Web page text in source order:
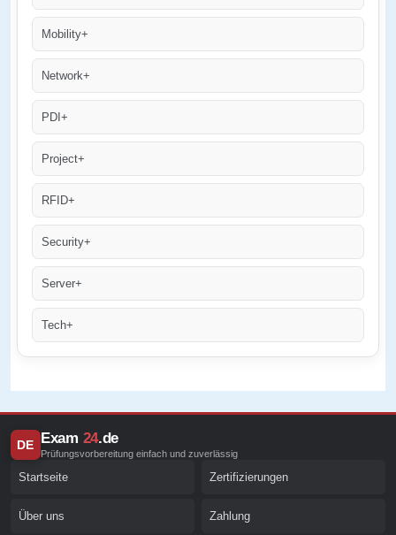
Mobility+
Network+
PDI+
Project+
RFID+
Security+
Server+
Tech+
DE Exam 24.de
Prüfungsvorbereitung einfach und zuverlässig
Startseite Zertifizierungen
Über uns Zahlung